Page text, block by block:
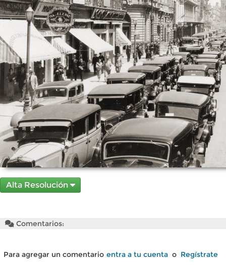
Alta Resolución
Comentarios:
Para agregar un comentario entra a tu cuenta o Regístrate